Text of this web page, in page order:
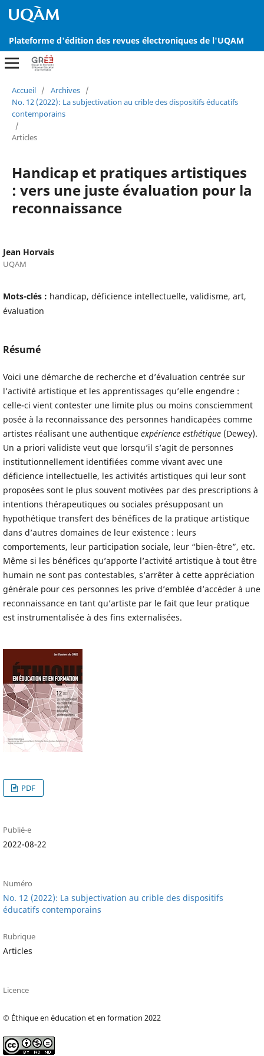
Plateforme d'édition des revues électroniques de l'UQAM
Accueil / Archives /
No. 12 (2022): La subjectivation au crible des dispositifs éducatifs
contemporains
/
Articles
Handicap et pratiques artistiques
: vers une juste évaluation pour la
reconnaissance
Jean Horvais
UQAM
Mots-clés : handicap, déficience intellectuelle, validisme, art,
évaluation
Résumé
Voici une démarche de recherche et d’évaluation centrée sur
l’activité artistique et les apprentissages qu’elle engendre :
celle-ci vient contester une limite plus ou moins consciemment
posée à la reconnaissance des personnes handicapées comme
artistes réalisant une authentique expérience esthétique(Dewey).
Un a priori validiste veut que lorsqu’il s’agit de personnes
institutionnellement identifiées comme vivant avec une
déficience intellectuelle, les activités artistiques qui leur sont
proposées sont le plus souvent motivées par des prescriptions à
intentions thérapeutiques ou sociales présupposant un
hypothétique transfert des bénéfices de la pratique artistique
dans d’autres domaines de leur existence : leurs
comportements, leur participation sociale, leur “bien-être”, etc.
Même si les bénéfices qu’apporte l’activité artistique à tout être
humain ne sont pas contestables, s’arrêter à cette appréciation
générale pour ces personnes les prive d’emblée d’accéder à une
reconnaissance en tant qu’artiste par le fait que leur pratique
est instrumentalisée à des fins externalisées.
PDF
Publié-e
2022-08-22
Numéro
No. 12 (2022): La subjectivation au crible des dispositifs
éducatifs contemporains
Rubrique
Articles
Licence
© Éthique en éducation et en formation 2022